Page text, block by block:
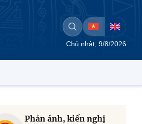
Chủ nhật, 9/8/2026
Phản ánh, kiến nghị